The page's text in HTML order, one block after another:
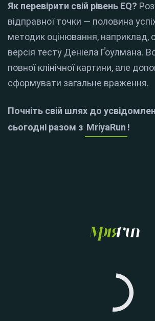
Як перевірити свій рівень EQ?
відправної точки — половина
методик оцінювання, наприклад,
версія тесту Деніела Ґоулмана.
повної клінічної картини, але
сформувати загальне враження.
Почніть свій шлях до
сьогодні разом з MriyaRun !